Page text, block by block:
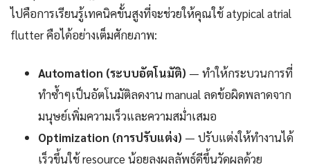
ไปคือการเรียนรู้เทคนิคขั้นสูงที่จะช่วยให้คุณใช้ atypical atrial
flutter คือได้อย่างเต็มศักยภาพ:
Automation (ระบบอัตโนมัติ) — ทำให้กระบวนการที่
ทำซ้ำๆเป็นอัตโนมัติลดงาน manual ลดข้อผิดพลาดจาก
มนุษย์เพิ่มความเร็วและความสม่ำเสมอ
Optimization (การปรับแต่ง) — ปรับแต่งให้ทำงานได้
เร็วขึ้นใช้ resource น้อยลงผลลัพธ์ดีขึ้นวัดผลด้วย